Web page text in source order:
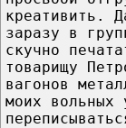
креативить.
заразу в
скучно
товарищу
вагонов
моих вольных